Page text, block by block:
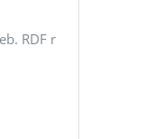
RDF r